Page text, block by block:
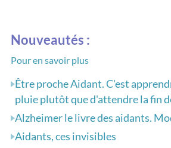
Nouveautés :
Pour en savoir plus
Être proche Aidant. C'est
pluie plutôt que d'attendre la fin
Alzheimer le livre des aidants.
Aidants, ces invisibles